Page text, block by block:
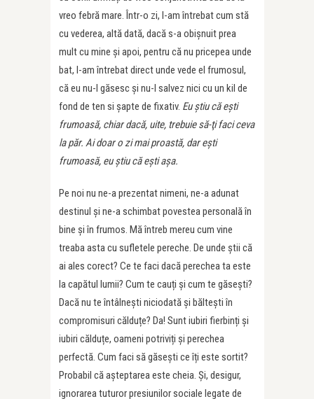
vreo febră mare. Într-o zi, l-am întrebat cum stă
cu vederea, altă dată, dacă s-a obișnuit prea
mult cu mine și apoi, pentru că nu pricepea unde
bat, l-am întrebat direct unde vede el frumosul,
că eu nu-l găsesc și nu-l salvez nici cu un kil de
fond de ten si șapte de fixativ. Eu știu că ești
frumoasă, chiar dacă, uite, trebuie să-ţi faci ceva
la păr. Ai doar o zi mai proastă, dar ești
frumoasă, eu știu că ești așa.
Pe noi nu ne-a prezentat nimeni, ne-a adunat
destinul și ne-a schimbat povestea personală în
bine și în frumos. Mă întreb mereu cum vine
treaba asta cu sufletele pereche. De unde știi că
ai ales corect? Ce te faci dacă perechea ta este
la capătul lumii? Cum te cauți și cum te găsești?
Dacă nu te întâlnești niciodată și băltești în
compromisuri călduțe? Da! Sunt iubiri fierbinți și
iubiri călduțe, oameni potriviți și perechea
perfectă. Cum faci să găsești ce îți este sortit?
Probabil că așteptarea este cheia. Și, desigur,
ignorarea tuturor presiunilor sociale legate de